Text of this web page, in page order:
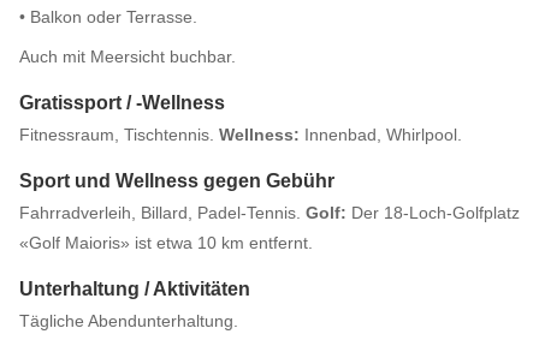
• Balkon oder Terrasse.
Auch mit Meersicht buchbar.
Gratissport / -Wellness
Fitnessraum, Tischtennis. Wellness: Innenbad, Whirlpool.
Sport und Wellness gegen Gebühr
Fahrradverleih, Billard, Padel-Tennis. Golf: Der 18-Loch-Golfplatz
«Golf Maioris» ist etwa 10 km entfernt.
Unterhaltung / Aktivitäten
Tägliche Abendunterhaltung.